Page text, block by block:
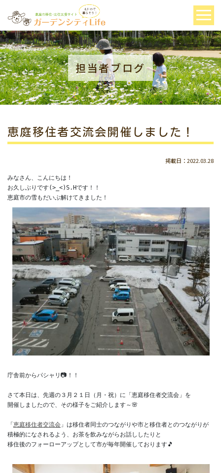
担当者ブログ
恵庭移住者交流会開催しました！
掲載日：2022.03.28
みなさん、こんにちは！
お久しぶりです(>_<)S.Hです！！
庁舎前からパシャリ📷！！
さて本日は、先週の３月２１日（月・祝）に「恵庭移住者交流会」を
開催しましたので、その様子をご紹介します～🌸
「恵庭移住者交流会 」は移住者同士のつながりや市と移住者とのつながりが
積極的になされるよう、お茶を飲みながらお話ししたりと
移住後のフォーローアップとして市が毎年開催しております🎵